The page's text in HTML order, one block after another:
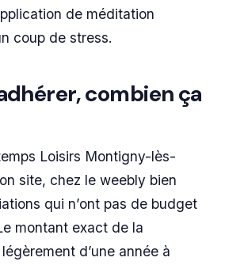
de méditation
coup de stress.
combien ça
Loisirs Montigny-lès-
site, chez le weebly bien
qui n’ont pas de budget
montant exact de la
d’une année à